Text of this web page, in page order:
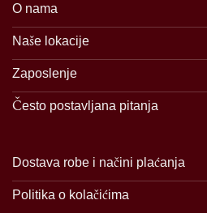
O nama
Naše lokacije
Zaposlenje
Često postavljana pitanja
Dostava robe i načini plaćanja
Politika o kolačićima